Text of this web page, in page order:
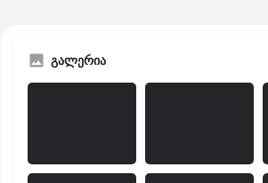
გალერია